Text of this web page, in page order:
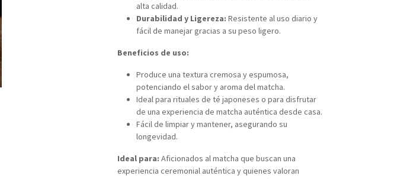
alta calidad.
Durabilidad y Ligereza: Resistente al uso diario y
fácil de manejar gracias a su peso ligero.
Beneficios de uso:
Produce una textura cremosa y espumosa,
potenciando el sabor y aroma del matcha.
Ideal para rituales de té japoneses o para disfrutar
de una experiencia de matcha auténtica desde casa.
Fácil de limpiar y mantener, asegurando su
longevidad.
Ideal para: Aficionados al matcha que buscan una
experiencia ceremonial auténtica y quienes valoran